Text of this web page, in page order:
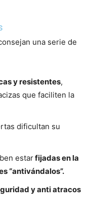
una serie de
y resistentes,
que faciliten la
dificultan su
estarfijadas en la
“antivándalos”.
y anti atracos